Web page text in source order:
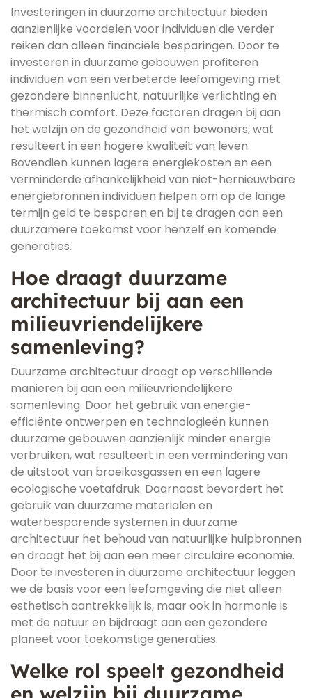
Investeringen in duurzame architectuur bieden
aanzienlijke voordelen voor individuen die verder
reiken dan alleen financiële besparingen. Door te
investeren in duurzame gebouwen profiteren
individuen van een verbeterde leefomgeving met
gezondere binnenlucht, natuurlijke verlichting en
thermisch comfort. Deze factoren dragen bij aan
het welzijn en de gezondheid van bewoners, wat
resulteert in een hogere kwaliteit van leven.
Bovendien kunnen lagere energiekosten en een
verminderde afhankelijkheid van niet-hernieuwbare
energiebronnen individuen helpen om op de lange
termijn geld te besparen en bij te dragen aan een
duurzamere toekomst voor henzelf en komende
generaties.
Hoe draagt duurzame
architectuur bij aan een
milieuvriendelijkere
samenleving?
Duurzame architectuur draagt op verschillende
manieren bij aan een milieuvriendelijkere
samenleving. Door het gebruik van energie-
efficiënte ontwerpen en technologieën kunnen
duurzame gebouwen aanzienlijk minder energie
verbruiken, wat resulteert in een vermindering van
de uitstoot van broeikasgassen en een lagere
ecologische voetafdruk. Daarnaast bevordert het
gebruik van duurzame materialen en
waterbesparende systemen in duurzame
architectuur het behoud van natuurlijke hulpbronnen
en draagt het bij aan een meer circulaire economie.
Door te investeren in duurzame architectuur leggen
we de basis voor een leefomgeving die niet alleen
esthetisch aantrekkelijk is, maar ook in harmonie is
met de natuur en bijdraagt aan een gezondere
planeet voor toekomstige generaties.
Welke rol speelt gezondheid